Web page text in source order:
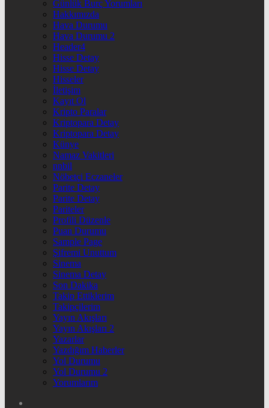
Günlük Burç Yorumları
Hakkımızda
Hava Durumu
Hava Durumu 2
Header4
Hisse Detay
Hisse Detay
Hisseler
İletişim
Kayıt Ol
Kripto Paralar
Kriptopara Detay
Kriptopara Detay
Künye
Namaz Vakitleri
nnbil
Nöbetçi Eczaneler
Parite Detay
Parite Detay
Pariteler
Profili Düzenle
Puan Durumu
Sample Page
Şifremi Unuttum
Sinema
Sinema Detay
Son Dakika
Takip Ettiklerim
Takipçilerim
Yayın Akışları
Yayın Akışları 2
Yazarlar
Yazdığım Haberler
Yol Durumu
Yol Durumu 2
Yorumlarım